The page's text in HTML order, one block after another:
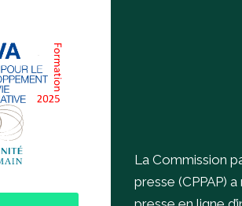
La Commission
presse (CPPAP)